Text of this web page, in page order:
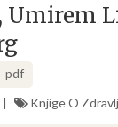
Umirem
pdf
Knjige O